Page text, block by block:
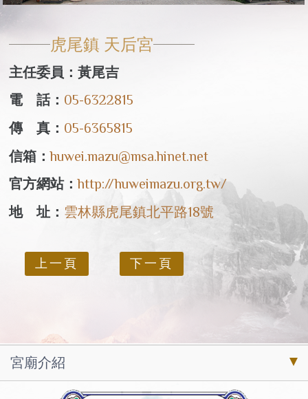
虎尾鎮 天后宮
主任委員：黃尾吉
電 話： 05-6322815
傳 真： 05-6365815
信箱：huwei.mazu@msa.hinet.net
官方網站：http://huweimazu.org.tw/
地 址： 雲林縣虎尾鎮北平路18號
上一頁 下一頁
宮廟介紹